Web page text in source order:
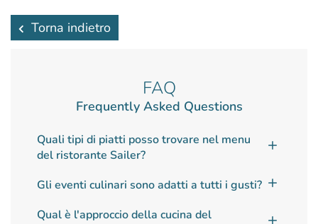
Torna indietro
FAQ
Frequently Asked Questions
Quali tipi di piatti posso trovare nel menu
del ristorante Sailer?
Gli eventi culinari sono adatti a tutti i gusti?
Qual è l'approccio della cucina del